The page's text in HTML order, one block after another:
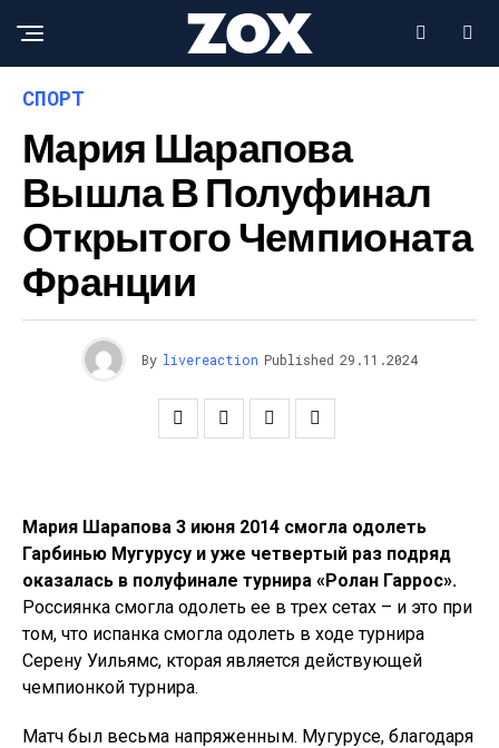
СПОРТ
Мария Шарапова
Вышла В Полуфинал
Открытого Чемпионата
Франции
By livereaction Published 29.11.2024
Мария Шарапова 3 июня 2014 смогла одолеть
Гарбинью Мугурусу и уже четвертый раз подряд
оказалась в полуфинале турнира «Ролан Гаррос».
Россиянка смогла одолеть ее в трех сетах – и это при
том, что испанка смогла одолеть в ходе турнира
Серену Уильямс, кторая является действующей
чемпионкой турнира.
Матч был весьма напряженным. Мугурусе, благодаря